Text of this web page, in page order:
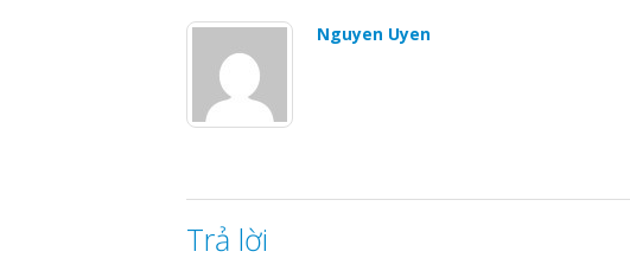
Nguyen Uyen
Trả lời